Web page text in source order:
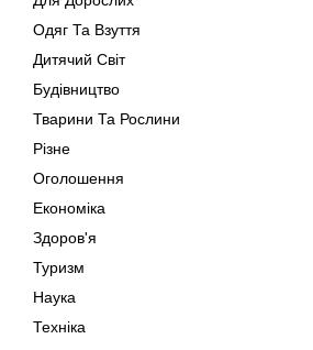
Одяг Та Взуття
Дитячий Світ
Будівництво
Тварини Та Рослини
Різне
Оголошення
Економіка
Здоров'я
Туризм
Наука
Техніка